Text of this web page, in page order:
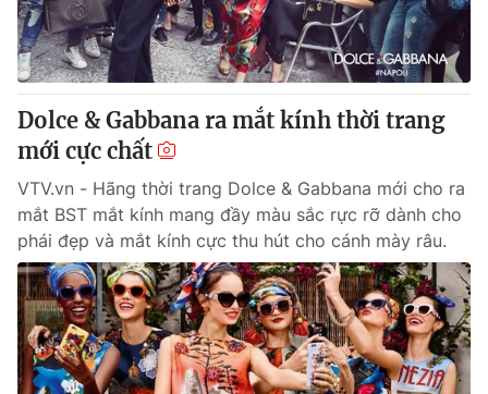
Dolce & Gabbana ra mắt kính thời trang
mới cực chất
VTV.vn - Hãng thời trang Dolce & Gabbana mới cho ra
mắt BST mắt kính mang đầy màu sắc rực rỡ dành cho
phái đẹp và mắt kính cực thu hút cho cánh mày râu.